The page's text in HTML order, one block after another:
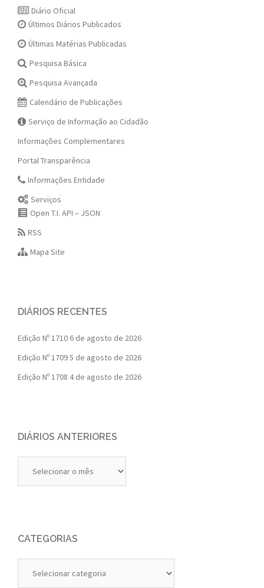
Diário Oficial
Últimos Diários Publicados
Últimas Matérias Publicadas
Pesquisa Básica
Pesquisa Avançada
Calendário de Publicações
Serviço de Informação ao Cidadão
Informações Complementares
Portal Transparência
Informações Entidade
Serviços
Open T.I. API – JSON
RSS
Mapa Site
DIÁRIOS RECENTES
Edição Nº 1710 6 de agosto de 2026
Edição Nº 17095 de agosto de 2026
Edição Nº 1708 4 de agosto de 2026
DIÁRIOS ANTERIORES
Anteriores
CATEGORIAS